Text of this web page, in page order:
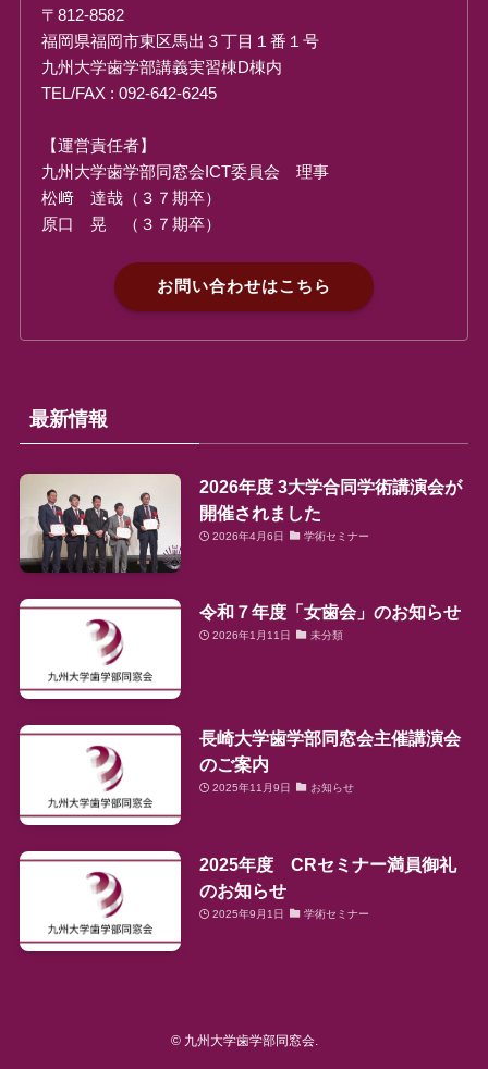
〒812-8582
福岡県福岡市東区馬出３丁目１番１号
九州大学歯学部講義実習棟D棟内
TEL/FAX : 092-642-6245
【運営責任者】
九州大学歯学部同窓会ICT委員会 理事
松﨑 達哉（３７期卒）
原口 晃 （３７期卒）
お問い合わせはこちら
最新情報
2026年度 3大学合同学術講演会が
開催されました
2026年4月6日 学術セミナー
令和７年度「女歯会」のお知らせ
2026年1月11日 未分類
長崎大学歯学部同窓会主催講演会
のご案内
2025年11月9日 お知らせ
2025年度 CRセミナー満員御礼
のお知らせ
2025年9月1日 学術セミナー
©九州大学歯学部同窓会.